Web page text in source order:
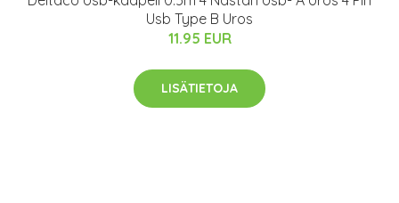
Usb Type B Uros
11.95 EUR
LISÄTIETOJA